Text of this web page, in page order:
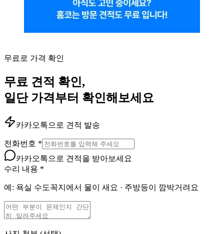
무료로 가격 확인
무료 견적 확인,
일단 가격부터 확인해보세요
카카오톡으로 견적 발송
전화번호 *
카카오톡으로 견적을 받아보세요
수리 내용 *
예: 욕실 수도꼭지에서 물이 새요 · 주방등이 깜박거려요